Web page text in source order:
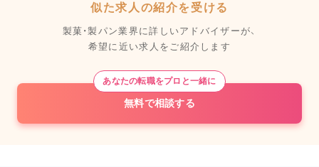
似た求人の紹介を受ける
製菓・製パン業界に詳しいアドバイザーが、
希望に近い求人をご紹介します
あなたの転職をプロと一緒に
無料で相談する